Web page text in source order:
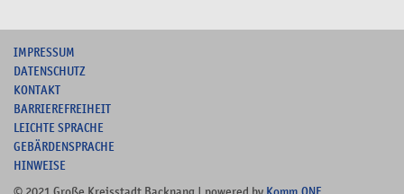
IMPRESSUM
DATENSCHUTZ
KONTAKT
BARRIEREFREIHEIT
L EICHTE SPRACHE
GEBÄRDENSPRACHE
HINWEISE